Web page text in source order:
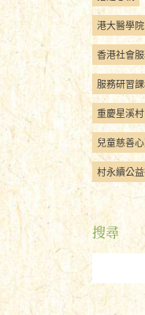
港大醫學院
香港社會
服務研習
重慶星溪村
兒童慈善
村永續公
搜尋